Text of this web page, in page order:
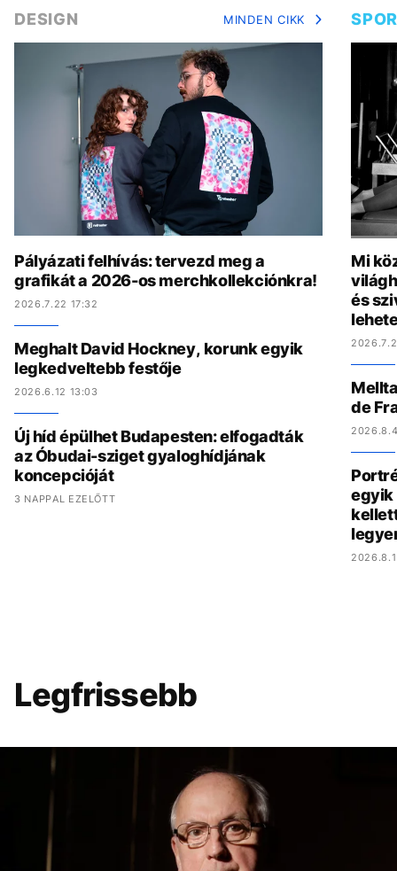
DESIGN MINDEN CIKK
Pályázati felhívás: tervezd meg a
grafikát a 2026-os merchkollekciónkra!
2026.7.22 17:32
Meghalt David Hockney, korunk egyik
legkedveltebb festője
2026.6.12 13:03
Új híd épülhet Budapesten: elfogadták
az Óbudai-sziget gyaloghídjának
koncepcióját
3 NAPPAL EZELŐTT
Mi
és
de
egyik
Legfrissebb